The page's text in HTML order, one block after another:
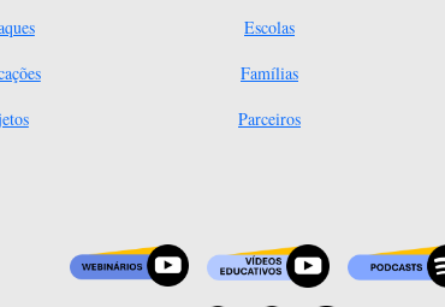
Escolas
Famílias
Parceiros